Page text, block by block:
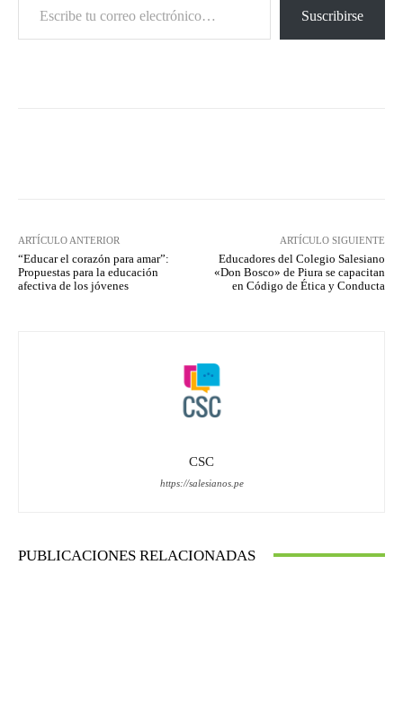
Suscribirse
ARTÍCULO ANTERIOR
“Educar el corazón para amar”:
Propuestas para la educación
afectiva de los jóvenes
ARTÍCULO SIGUIENTE
Educadores del Colegio Salesiano
«Don Bosco» de Piura se capacitan
en Código de Ética y Conducta
CSC
https://salesianos.pe
PUBLICACIONES RELACIONADAS